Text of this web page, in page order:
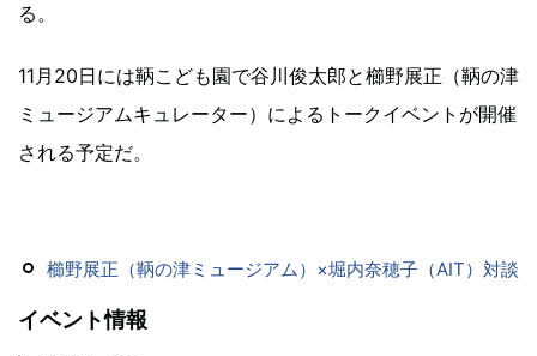
る。
11月20日には鞆こども園で谷川俊太郎と櫛野展正（鞆の津
ミュージアムキュレーター）によるトークイベントが開催
される予定だ。
櫛野展正（鞆の津ミュージアム）×堀内奈穂子（AIT）対談
イベント情報